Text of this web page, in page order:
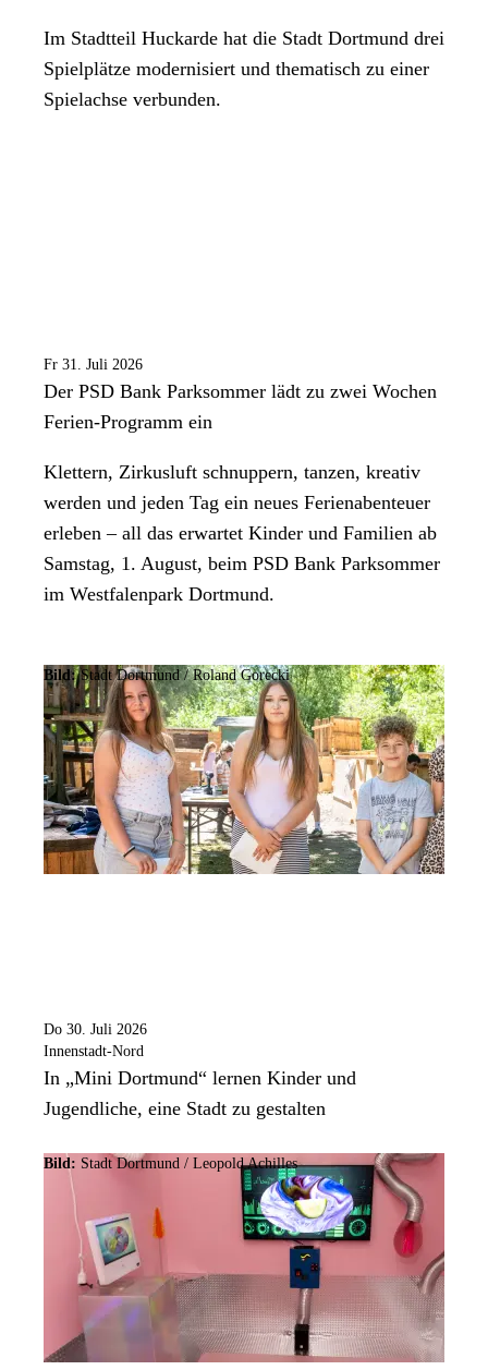
Im Stadtteil Huckarde hat die Stadt Dortmund drei
Spielplätze modernisiert und thematisch zu einer
Spielachse verbunden.
Fr 31. Juli 2026
Der PSD Bank Parksommer lädt zu zwei Wochen
Ferien-Programm ein
Klettern, Zirkusluft schnuppern, tanzen, kreativ
werden und jeden Tag ein neues Ferienabenteuer
erleben – all das erwartet Kinder und Familien ab
Samstag, 1. August, beim PSD Bank Parksommer
im Westfalenpark Dortmund.
Bild:Stadt Dortmund / Roland Gorecki
Do 30. Juli 2026
Innenstadt-Nord
In „Mini Dortmund“ lernen Kinder und
Jugendliche, eine Stadt zu gestalten
Bild: Stadt Dortmund / Leopold Achilles